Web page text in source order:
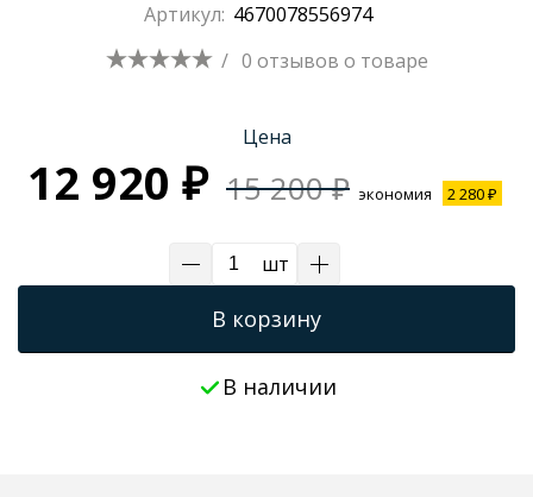
Трапы для душевых
Артикул: 4670078556974
/ 0 отзывов о товаре
Цена
12 920 ₽ 15 200 ₽ экономия 2 280 ₽
шт
В корзину
В наличии